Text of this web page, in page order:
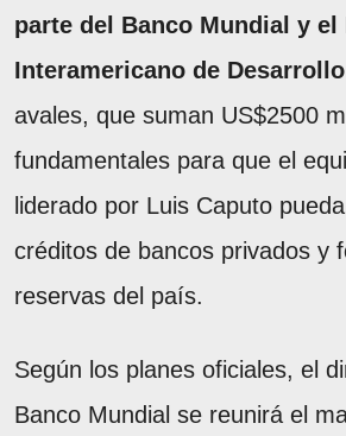
parte del Banco Mundial y el
Interamericano de
avales, que suman US$2500
fundamentales para que el
liderado por Luis Caputo
créditos de bancos privados y
reservas del país.
Según los planes oficiales, el
Banco Mundial se reunirá el